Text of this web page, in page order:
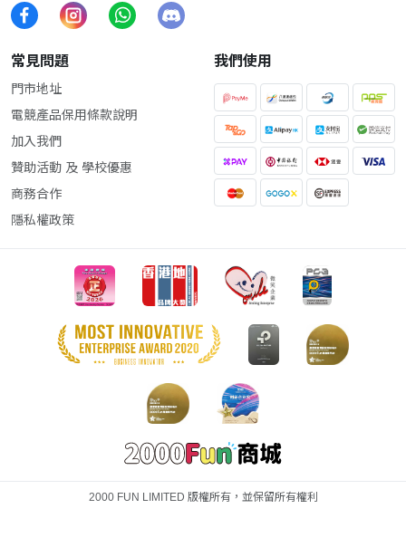
常見問題
門市地址
電競產品保用條款說明
加入我們
贊助活動 及 學校優惠
商務合作
隱私權政策
我們使用
2000 FUN LIMITED 版權所有，並保留所有權利